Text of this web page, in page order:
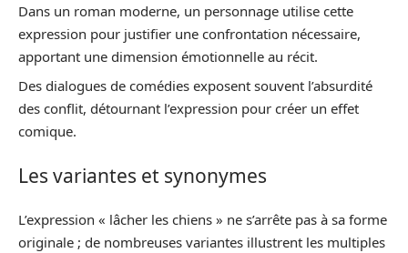
Dans un roman moderne, un personnage utilise cette
expression pour justifier une confrontation nécessaire,
apportant une dimension émotionnelle au récit.
Des dialogues de comédies exposent souvent l’absurdité
des conflit, détournant l’expression pour créer un effet
comique.
Les variantes et synonymes
L’expression « lâcher les chiens » ne s’arrête pas à sa forme
originale ; de nombreuses variantes illustrent les multiples